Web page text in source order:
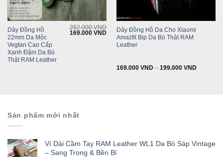
Dây Đồng Hồ
22mm Da Mộc
Vegtan Cao Cấp
Xanh Đậm Da Bò
Thật RAM Leather
262.000VND
Original
169.000VNDCurrent
price
169.000 VND.
Dây Đồng Hồ Da Cho Xiaomi
Amazfit Bip Da Bò Thật RAM
Leather
169.000 VND– 199.000 VND
VND.
Sản phẩm mới nhất
Ví Dài Cầm Tay RAM Leather WL1 Da Bò Sáp Vintage
– Sang Trọng & Bền Bỉ